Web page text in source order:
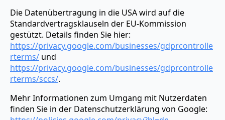
Die Datenübertragung in die USA wird auf die
Standardvertragsklauseln der EU-Kommission
gestützt. Details finden Sie hier:
https://privacy.google.com/businesses/gdprcontrolle
rterms/ und
https://privacy.google.com/businesses/gdprcontrolle
rterms/sccs/.
Mehr Informationen zum Umgang mit Nutzerdaten
finden Sie in der Datenschutzerklärung von Google: